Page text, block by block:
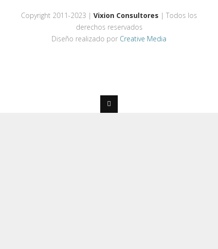
Copyright 2011-2023 | Vixion Consultores | Todos los
derechos reservados
Diseño realizado por Creative Media